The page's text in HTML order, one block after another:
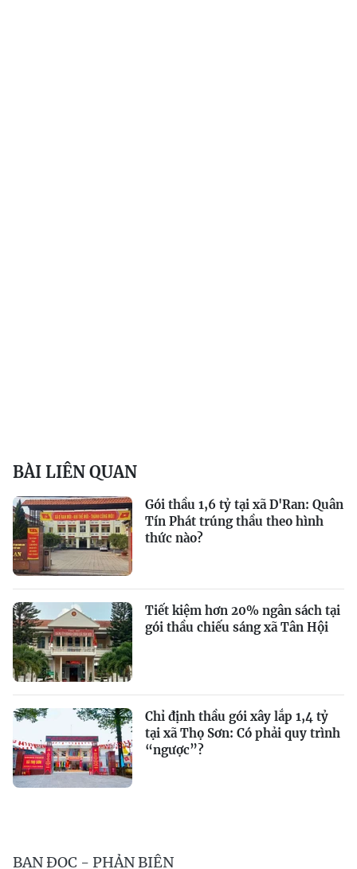
BÀI LIÊN QUAN
Gói thầu 1,6 tỷ tại xã D'Ran: Quân
Tín Phát trúng thầu theo hình
thức nào?
Tiết kiệm hơn 20% ngân sách tại
gói thầu chiếu sáng xã Tân Hội
Chỉ định thầu gói xây lắp 1,4 tỷ
tại xã Thọ Sơn: Có phải quy trình
“ngược”?
BẠN ĐỌC - PHẢN BIỆN